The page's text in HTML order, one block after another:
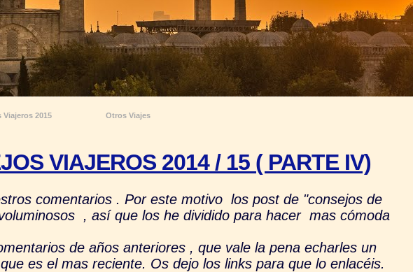
Viajeros 2015 Otros Viajes
VIAJEROS 2014 / 15 ( PARTE IV)
comentarios . Por este motivo los post de "consejos de
, así que los he dividido para hacer mas cómoda
de años anteriores , que vale la pena echarles un
es el mas reciente. Os dejo los links para que lo enlacéis.